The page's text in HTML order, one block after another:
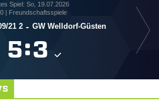
Spiel: So, 19.07.2026
| Freundschaftsspiele
​21 2 - GW Welldorf-Güsten
: